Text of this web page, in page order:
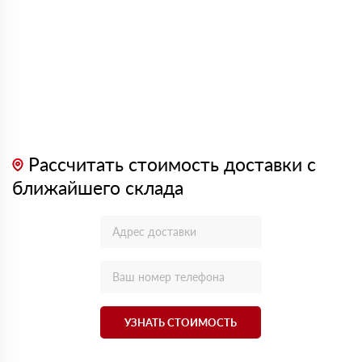
Рассчитать стоимость доставки с
ближайшего склада
УЗНАТЬ СТОИМОСТЬ